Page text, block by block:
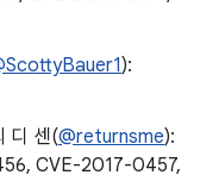
):
디 센(@returnsme):
CVE-2017-0457,